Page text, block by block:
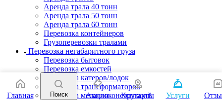
Аренда трала 40 тонн
Аренда трала 50 тонн
Аренда трала 60 тонн
Перевозка контейнеров
Грузоперевозки тралами
Перевозка негабаритного груза
Перевозка бытовок
Перевозка емкостей
Перевозка катеров/лодок
Перевозка трансформаторов
Перевозка металлоконструкций
Главная Поиск Акции Контакты Услуги